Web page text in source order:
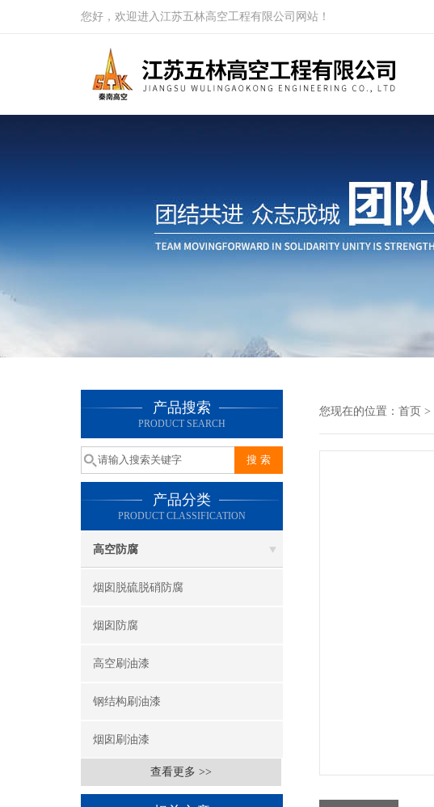
您好，欢迎进入江苏五林高空工程有限公司网站！
产品搜索
PRODUCT SEARCH
产品分类
PRODUCT CLASSIFICATION
高空防腐
烟囱脱硫脱硝防腐
烟囱防腐
高空刷油漆
钢结构刷油漆
烟囱刷油漆
查看更多 >>
您现在的位置： 首页 >